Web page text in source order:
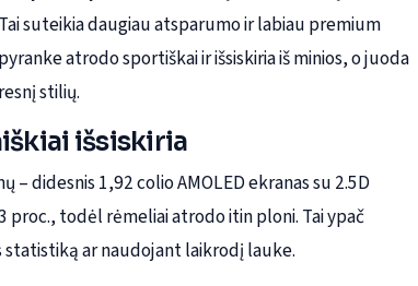
suteikia daugiau atsparumo ir labiau premium
atrodo sportiškai ir išsiskiria iš minios, o juoda
stilių.
išsiskiria
– didesnis 1,92 colio AMOLED ekranas su 2.5D
proc., todėl rėmeliai atrodo itin ploni. Tai ypač
ar naudojant laikrodį lauke.